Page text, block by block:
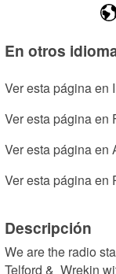
En otros
Ver esta página en
Ver esta página en
Ver esta página en
Ver esta página en
Descripción
We are the radio
Telford &  Wrekin